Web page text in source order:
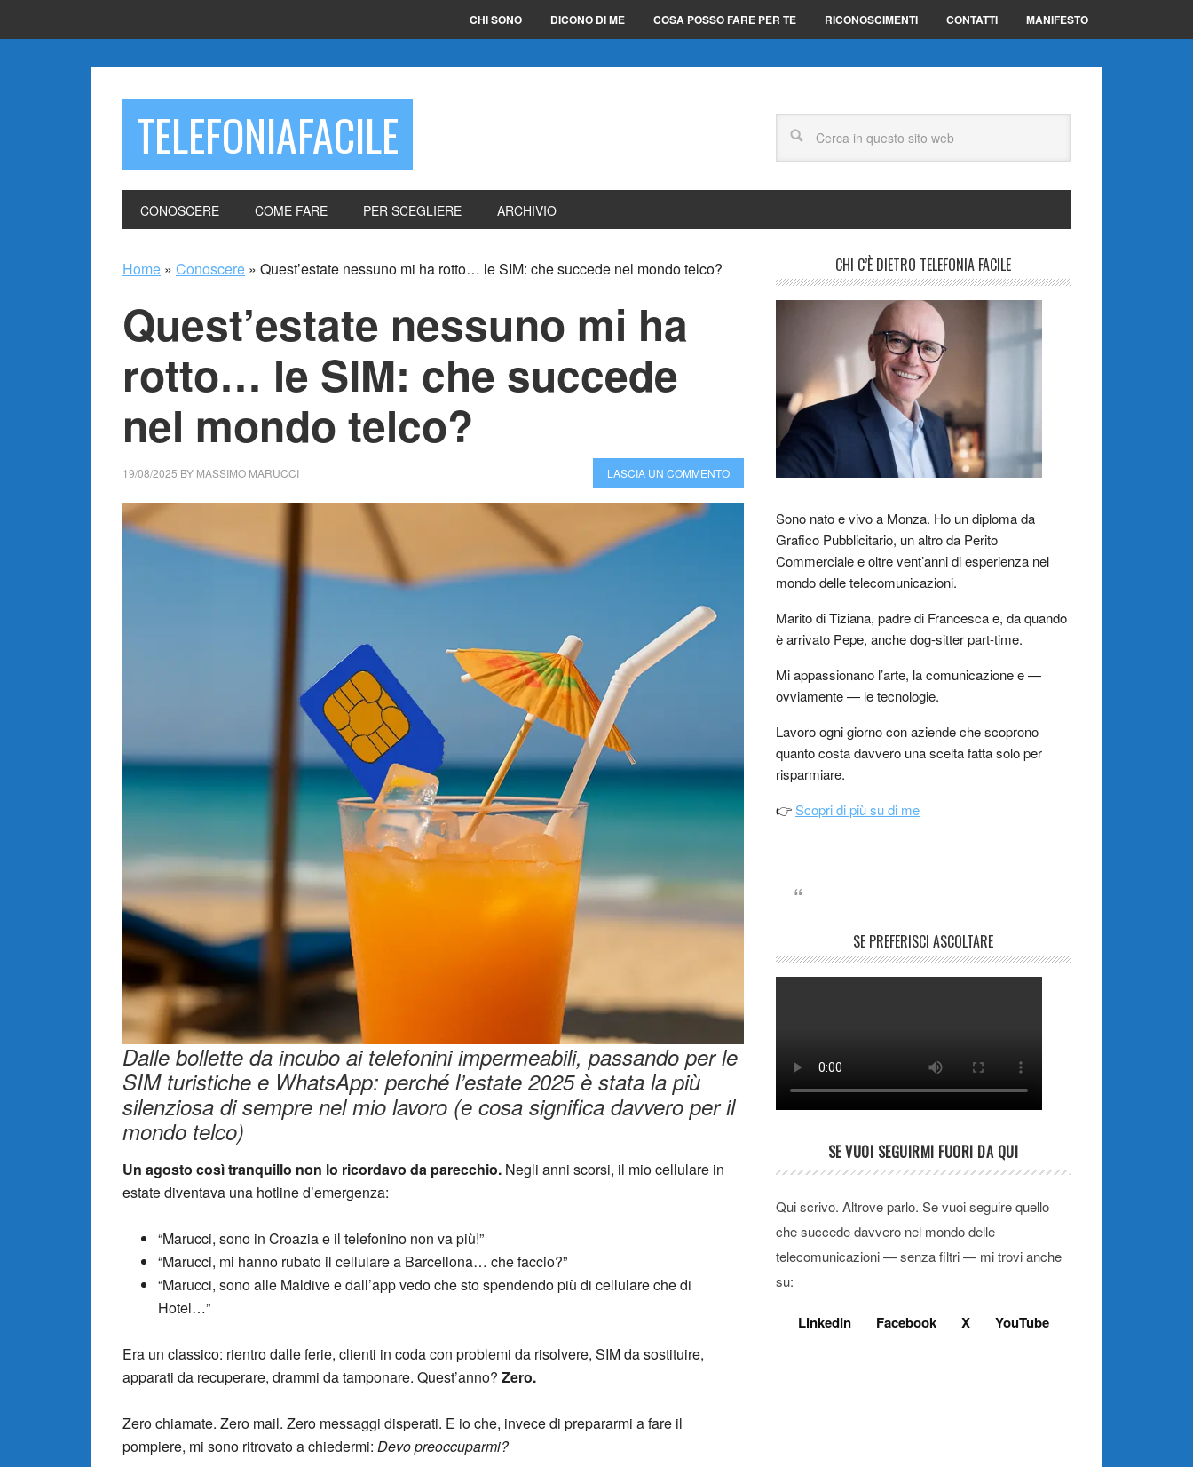
CHI SONO DICONO DI ME COSA POSSO FARE PER TE RICONOSCIMENTI CONTATTI MANIFESTO
TELEFONIAFACILE
CONOSCERE COME FARE PER SCEGLIERE ARCHIVIO
Home » Conoscere » Quest’estate nessuno mi ha rotto… le SIM: che succede nel mondo telco?
Quest’estate nessuno mi ha
rotto… le SIM: che succede
nel mondo telco?
19/08/2025 BY MASSIMO MARUCCI LASCIA UN COMMENTO
Dalle bollette da incubo ai telefonini impermeabili, passando per le
SIM turistiche e WhatsApp: perché l’estate 2025 è stata la più
silenziosa di sempre nel mio lavoro (e cosa significa davvero per il
mondo telco)
Un agosto così tranquillo non lo ricordavo da parecchio. Negli anni scorsi, il mio cellulare in
estate diventava una hotline d’emergenza:
“Marucci, sono in Croazia e il telefonino non va più!”
“Marucci, mi hanno rubato il cellulare a Barcellona… che faccio?”
“Marucci, sono alle Maldive e dall’app vedo che sto spendendo più di cellulare che di
Hotel…”
Era un classico: rientro dalle ferie, clienti in coda con problemi da risolvere, SIM da sostituire,
apparati da recuperare, drammi da tamponare. Quest’anno? Zero.
Zero chiamate. Zero mail. Zero messaggi disperati. E io che, invece di prepararmi a fare il
pompiere, mi sono ritrovato a chiedermi: Devo preoccuparmi?
CHI C’È DIETRO TELEFONIA FACILE
Sono nato e vivo a Monza. Ho un diploma da
Grafico Pubblicitario, un altro da Perito
Commerciale e oltre vent’anni di esperienza nel
mondo delle telecomunicazioni.
Marito di Tiziana, padre di Francesca e, da quando
è arrivato Pepe, anche dog-sitter part-time.
Mi appassionano l’arte, la comunicazione e —
ovviamente — le tecnologie.
Lavoro ogni giorno con aziende che scoprono
quanto costa davvero una scelta fatta solo per
risparmiare.
👉Scopri di più su di me
SE PREFERISCI ASCOLTARE
SE VUOI SEGUIRMI FUORI DA QUI
Qui scrivo. Altrove parlo. Se vuoi seguire quello
che succede davvero nel mondo delle
telecomunicazioni — senza filtri — mi trovi anche
su:
LinkedIn Facebook X YouTube